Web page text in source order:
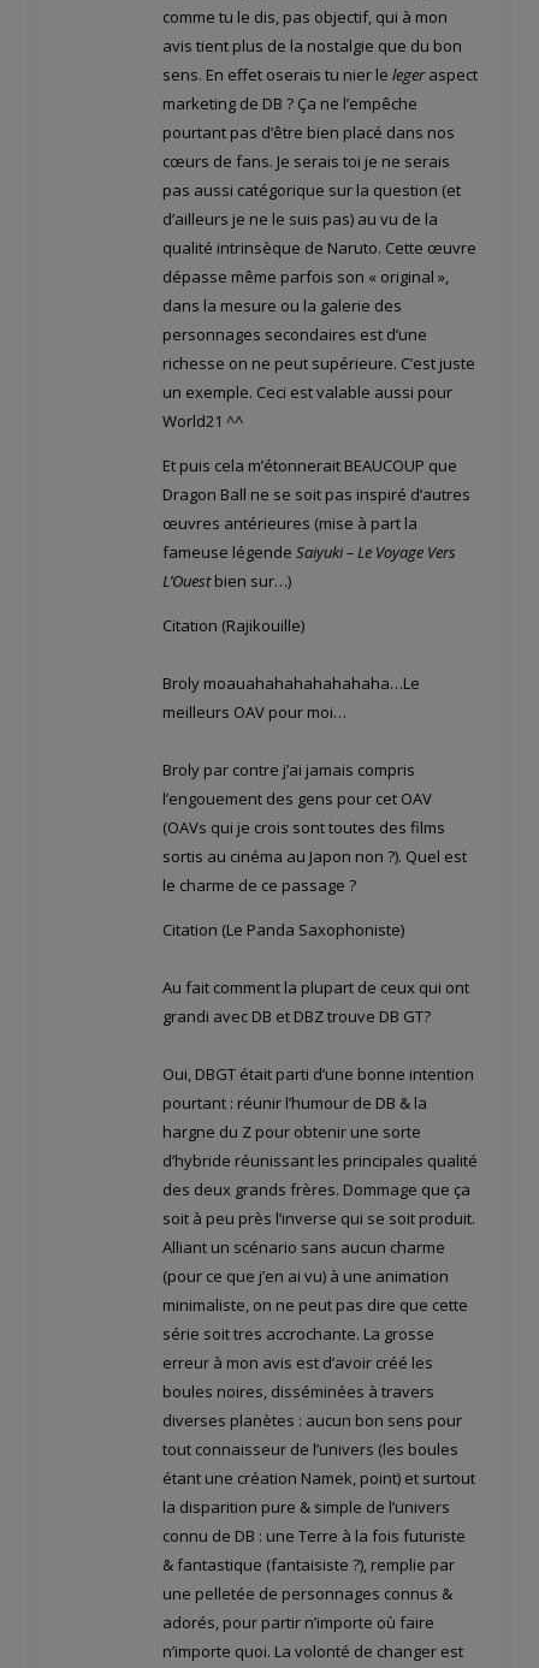
comme tu le dis, pas objectif, qui à mon
avis tient plus de la nostalgie que du bon
sens. En effet oserais tu nier le legeraspect
marketing de DB ? Ça ne l’empêche
pourtant pas d’être bien placé dans nos
cœurs de fans. Je serais toi je ne serais
pas aussi catégorique sur la question (et
d’ailleurs je ne le suis pas) au vu de la
qualité intrinsèque de Naruto. Cette œuvre
dépasse même parfois son « original »,
dans la mesure ou la galerie des
personnages secondaires est d’une
richesse on ne peut supérieure. C’est juste
un exemple. Ceci est valable aussi pour
World21 ^^
Et puis cela m’étonnerait BEAUCOUP que
Dragon Ball ne se soit pas inspiré d’autres
œuvres antérieures (mise à part la
fameuse légende Saiyuki – Le Voyage Vers
L’Ouestbien sur…)
Citation (Rajikouille)
Broly moauahahahahahahaha…Le
meilleurs OAV pour moi…
Broly par contre j’ai jamais compris
l’engouement des gens pour cet OAV
(OAVs qui je crois sont toutes des films
sortis au cinéma au Japon non ?). Quel est
le charme de ce passage ?
Citation (Le Panda Saxophoniste)
Au fait comment la plupart de ceux qui ont
grandi avec DB et DBZ trouve DB GT?
Oui, DBGT était parti d’une bonne intention
pourtant : réunir l’humour de DB & la
hargne du Z pour obtenir une sorte
d’hybride réunissant les principales qualité
des deux grands frères. Dommage que ça
soit à peu près l’inverse qui se soit produit.
Alliant un scénario sans aucun charme
(pour ce que j’en ai vu) à une animation
minimaliste, on ne peut pas dire que cette
série soit tres accrochante. La grosse
erreur à mon avis est d’avoir créé les
boules noires, disséminées à travers
diverses planètes : aucun bon sens pour
tout connaisseur de l’univers (les boules
étant une création Namek, point) et surtout
la disparition pure & simple de l’univers
connu de DB : une Terre à la fois futuriste
& fantastique (fantaisiste ?), remplie par
une pelletée de personnages connus &
adorés, pour partir n’importe où faire
n’importe quoi. La volonté de changer est